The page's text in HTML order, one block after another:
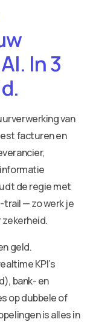
In 3
van
facturen en
de regie met
trail — zo werk je
geld.
KPI’s
bank- en
op dubbele of
is alles in